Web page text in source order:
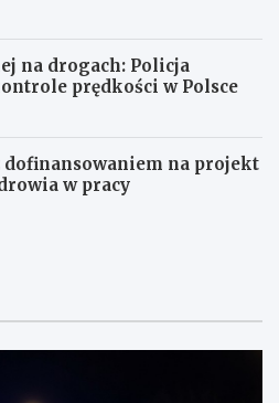
na drogach: Policja
prędkości w Polsce
dofinansowaniem na projekt
w pracy